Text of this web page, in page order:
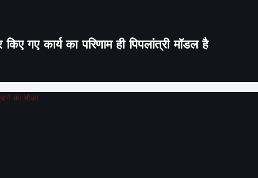
गए कार्य का परिणाम ही पिपलांत्री मॉडल है